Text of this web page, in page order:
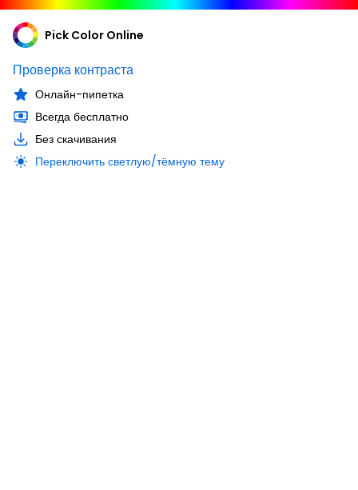
Pick Color Online
Проверка контраста
Онлайн-пипетка
Всегда бесплатно
Без скачивания
Переключить светлую/тёмную тему